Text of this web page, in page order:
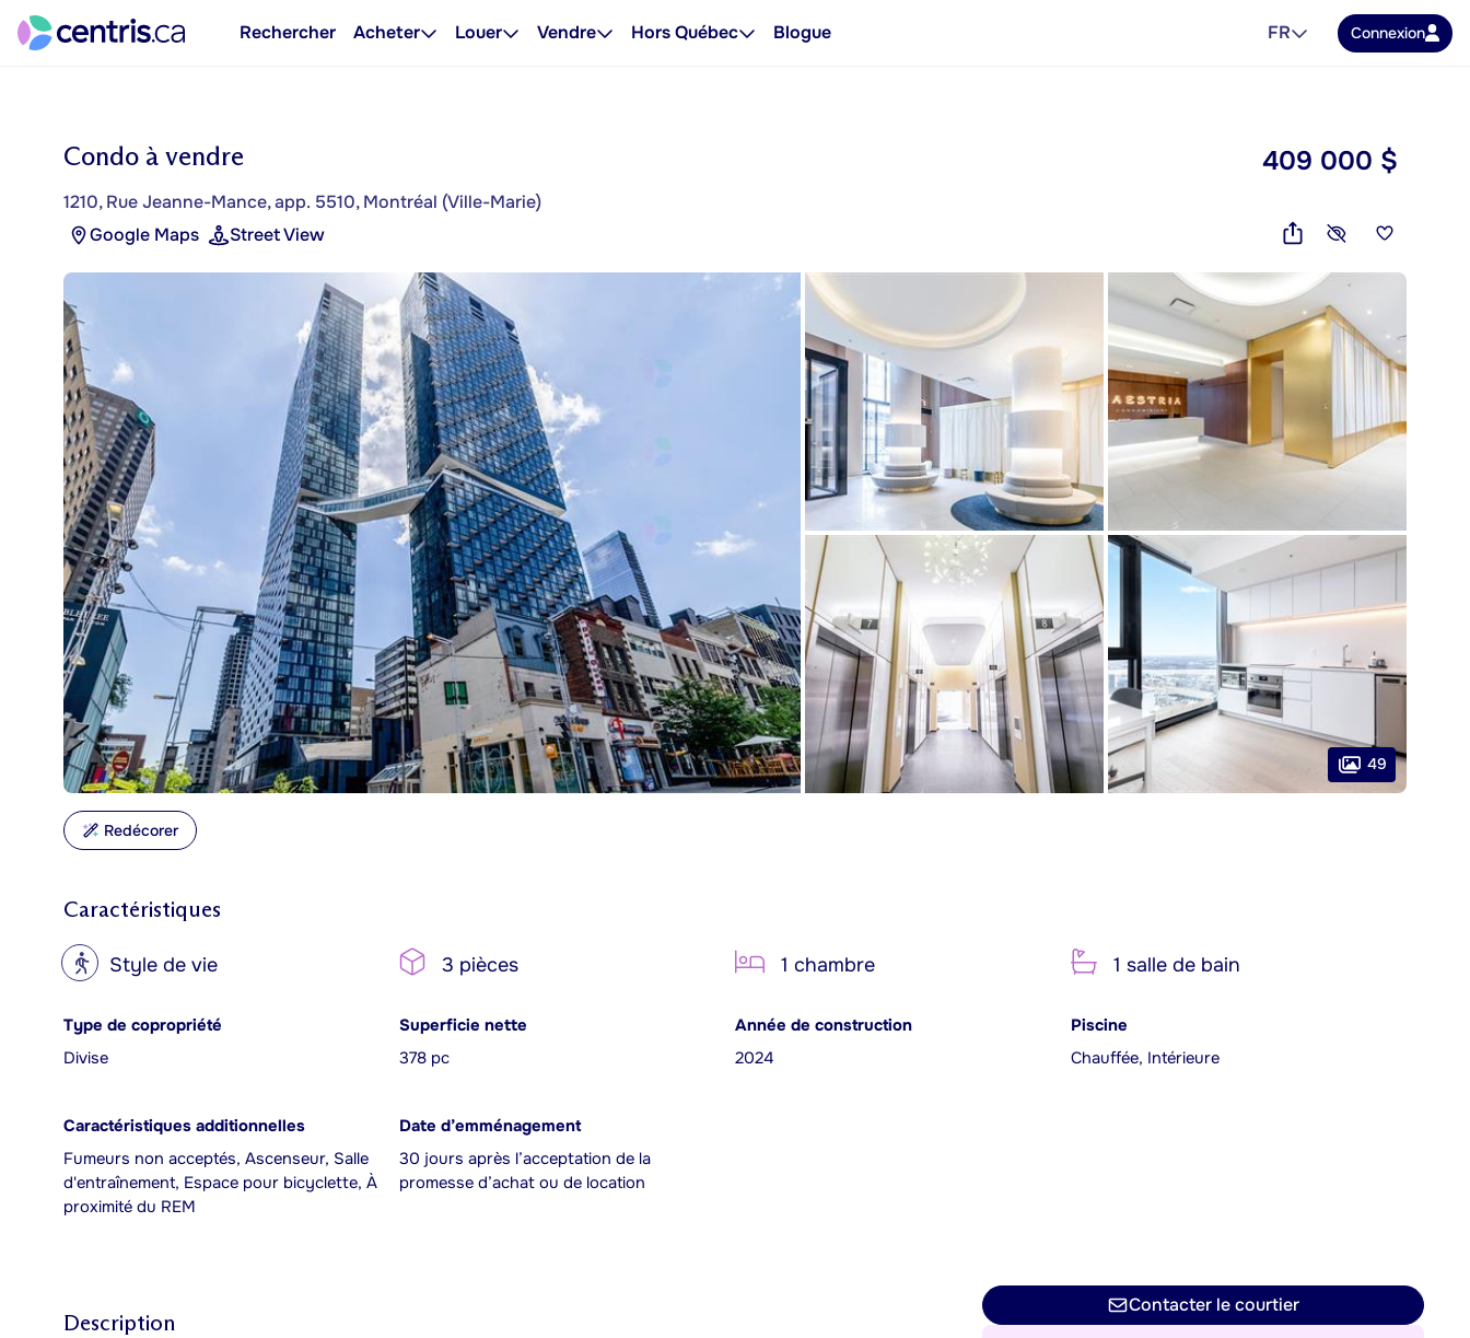
Rechercher Acheter Louer Vendre Hors Québec Blogue FR Connexion
Condo à vendre
1210, Rue Jeanne-Mance, app. 5510, Montréal (Ville-Marie)
Google Maps
Street View
409 000 $
49
Redécorer
Caractéristiques
? Style de vie 3 pièces 1 chambre 1 salle de bain
Type de copropriété
Divise
Superficie nette
378 pc
Année de construction
2024
Piscine
Chauffée, Intérieure
Caractéristiques additionnelles
Fumeurs non acceptés, Ascenseur, Salle
d'entraînement, Espace pour bicyclette, À
proximité du REM
Date d’emménagement
30 jours après l’acceptation de la
promesse d’achat ou de location
Description
Contacter le courtier